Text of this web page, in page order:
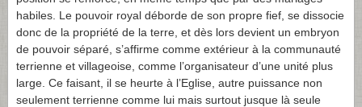
habiles. Le pouvoir royal déborde de son propre fief, se dissocie
donc de la propriété de la terre, et dès lors devient un embryon
de pouvoir séparé, s’affirme comme extérieur à la communauté
terrienne et villageoise, comme l’organisateur d’une unité plus
large. Ce faisant, il se heurte à l’Eglise, autre puissance non
seulement terrienne comme lui mais surtout jusque là seule